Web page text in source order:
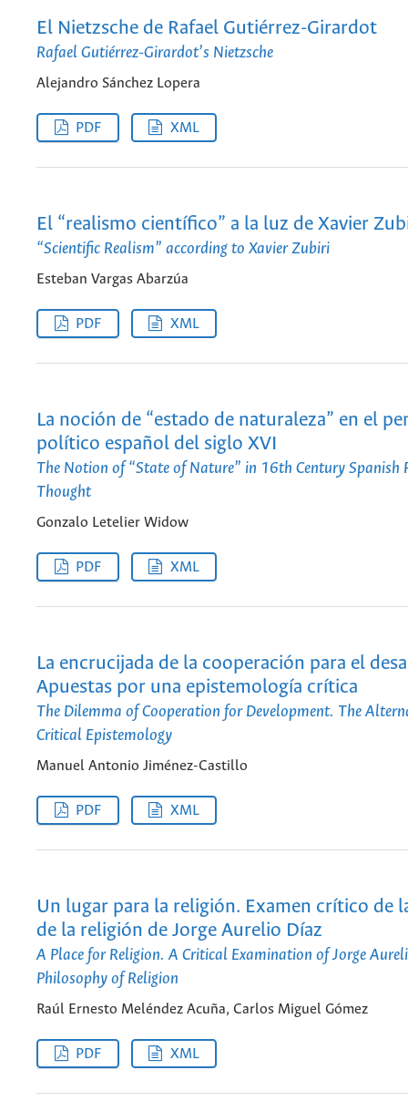
El Nietzsche de Rafael Gutiérrez-Girardot
Rafael Gutiérrez-Girardot’s Nietzsche
Alejandro Sánchez Lopera
PDF XML
El “realismo científico” a la luz de Xavier
“Scientific Realism” according to Xavier Zubiri
Esteban Vargas Abarzúa
PDF XML
La noción de “estado de naturaleza” en el
político español del siglo XVI
The Notion of “State of Nature” in 16th Century Spanish
Thought
Gonzalo Letelier Widow
PDF XML
La encrucijada de la cooperación para el
Apuestas por una epistemología crítica
The Dilemma of Cooperation for Development. The
Critical Epistemology
Manuel Antonio Jiménez-Castillo
PDF XML
Un lugar para la religión. Examen crítico de
de la religión de Jorge Aurelio Díaz
A Place for Religion. A Critical Examination of Jorge
Philosophy of Religion
Raúl Ernesto Meléndez Acuña, Carlos Miguel Gómez
PDF XML